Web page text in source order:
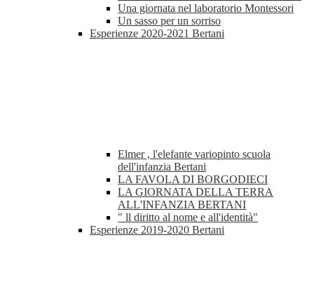
Una giornata nel laboratorio Montessori
Un sasso per un sorriso
Esperienze 2020-2021 Bertani
Elmer , l'elefante variopinto scuola
dell'infanzia Bertani
LA FAVOLA DI BORGODIECI
LA GIORNATA DELLA TERRA
ALL'INFANZIA BERTANI
" ll diritto al nome e all'identità"
Esperienze 2019-2020 Bertani